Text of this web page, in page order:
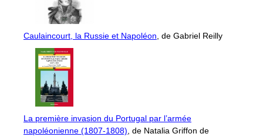
Caulaincourt, la Russie et Napoléon , de Gabriel Reilly
La première invasion du Portugal par l’armée
napoléonienne (1807-1808) , de Natalia Griffon de